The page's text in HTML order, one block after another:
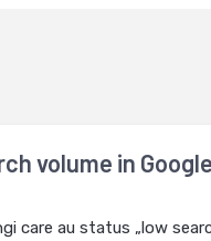
volume in
care au status „low